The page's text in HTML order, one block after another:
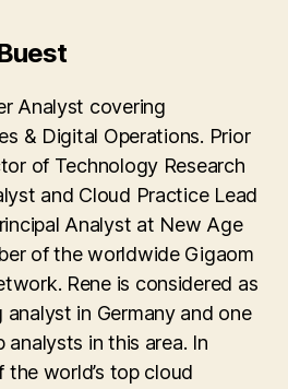
Analyst covering
& Digital Operations. Prior
of Technology Research
and Cloud Practice Lead
Analyst at New Age
of the worldwide Gigaom
Rene is considered as
in Germany and one
in this area. In
world’s top cloud